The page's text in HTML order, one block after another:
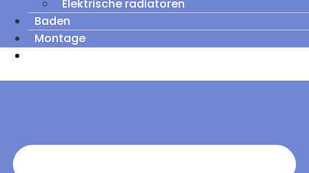
Elektrische radiatoren
Baden
Montage